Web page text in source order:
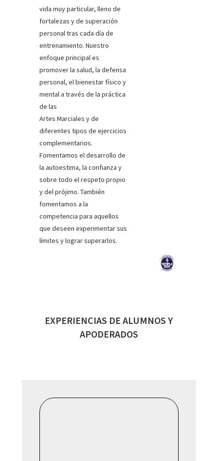
vida muy particular, lleno de
fortalezas y de superación
personal tras cada día de
entrenamiento. Nuestro
enfoque principal es
promover la salud, la defensa
personal, el bienestar físico y
mental a través de la práctica
de las
Artes Marciales y de
diferentes tipos de ejercicios
complementarios.
Fomentamos el desarrollo de
la autoestima, la confianza y
sobre todo el respeto propio
y del prójimo. También
fomentamos a la
competencia para aquellos
que deseen experimentar sus
límites y lograr superarlos.
EXPERIENCIAS DE ALUMNOS Y
APODERADOS